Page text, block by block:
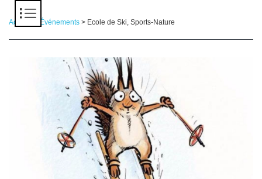
Accueil Événements > Ecole de Ski, Sports-Nature